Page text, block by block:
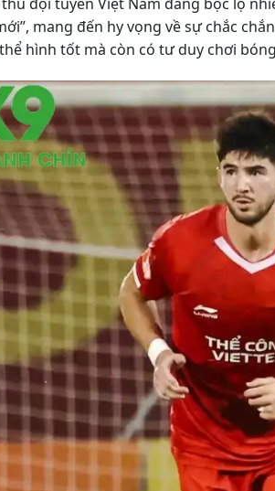
mang đến hy vọng về sự chắc
hình tốt mà còn có tư duy chơi